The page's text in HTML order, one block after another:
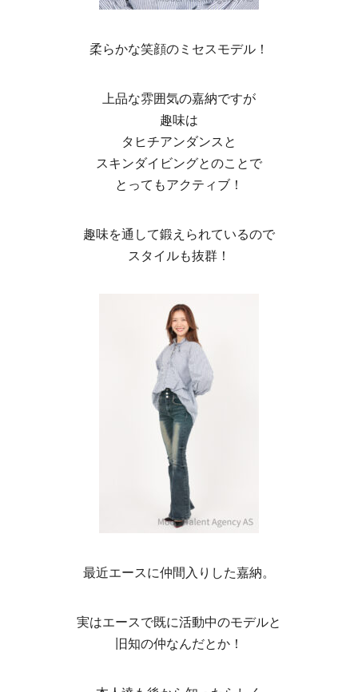
柔らかな笑顔のミセスモデル！
上品な雰囲気の嘉納ですが
趣味は
タヒチアンダンスと
スキンダイビングとのことで
とってもアクティブ！
趣味を通して鍛えられているので
スタイルも抜群！
最近エースに仲間入りした嘉納。
実はエースで既に活動中のモデルと
旧知の仲なんだとか！